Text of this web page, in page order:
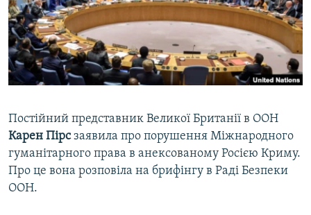
ВІДЕОУРОКИ «ELIFBE»
СВІДЧЕННЯ ОКУПАЦІЇ
УКРАЇНСЬКА ПРОБЛЕМА КРИМУ
ІНФОГРАФІКА
Русский
Qırımtatar
ДОЛУЧАЙСЯ!
Усі сайти RFE/RL
Постійний представник Великої Британії в ООН
Карен Пірсзаявила про порушення Міжнародного
гуманітарного права в анексованому Росією Криму.
Про це вона розповіла на брифінгу в Раді Безпеки
ООН.